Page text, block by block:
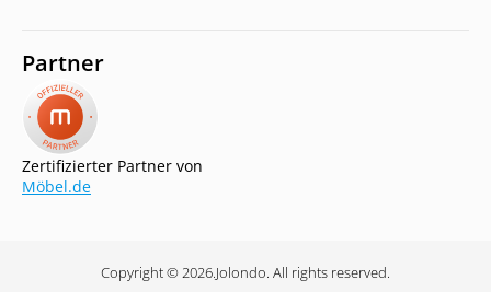
Partner
Zertifizierter Partner von
Möbel.de
Copyright © 2026.Jolondo. All rights reserved.